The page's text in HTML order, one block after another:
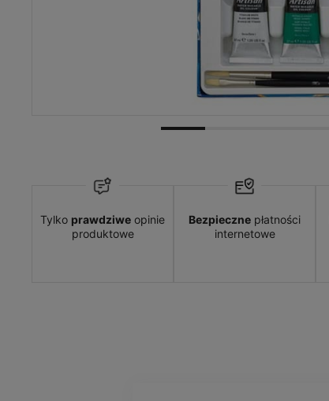
Tylko prawdziwe opinie
produktowe
Bezpieczne płatności
internetowe